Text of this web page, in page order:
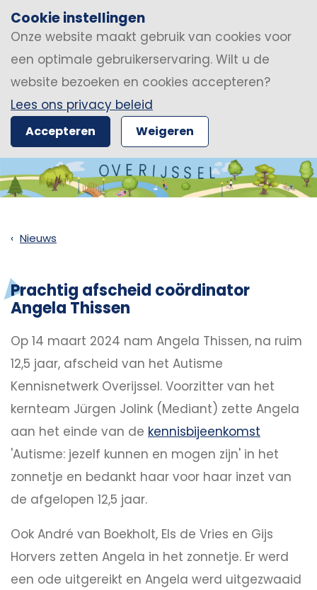
Cookie instellingen
Onze website maakt gebruik van cookies voor
een optimale gebruikerservaring. Wilt u de
website bezoeken en cookies accepteren?
Lees ons privacy beleid
Accepteren Weigeren
Nieuws
Prachtig afscheid coördinator
Angela Thissen
Op 14 maart 2024 nam Angela Thissen, na ruim
12,5 jaar, afscheid van het Autisme
Kennisnetwerk Overijssel. Voorzitter van het
kernteam Jürgen Jolink (Mediant) zette Angela
aan het einde van de kennisbijeenkomst
'Autisme: jezelf kunnen en mogen zijn' in het
zonnetje en bedankt haar voor haar inzet van
de afgelopen 12,5 jaar.
Ook André van Boekholt, Els de Vries en Gijs
Horvers zetten Angela in het zonnetje. Er werd
een ode uitgereikt en Angela werd uitgezwaaid